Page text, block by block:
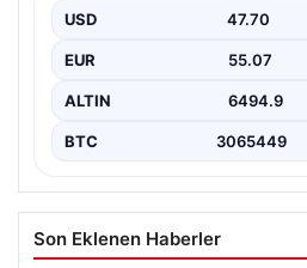
USD 47.70
EUR 55.07
ALTIN 6494.9
BTC 3065449
Son Eklenen Haberler